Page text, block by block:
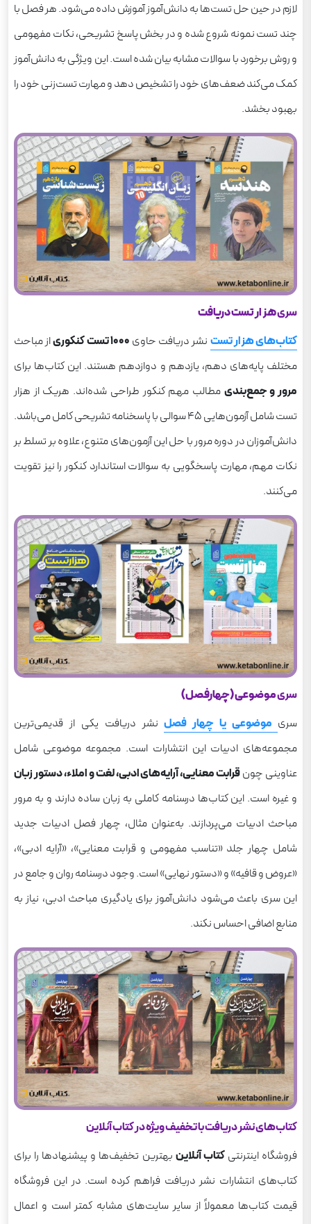
لازم در حین حل تست‌ها به دانش‌آموز آموزش داده می‌شود. هر فصل با
چند تست نمونه شروع شده و در بخش پاسخ تشریحی، نکات مفهومی
و روش برخورد با سوالات مشابه بیان شده است. این ویژگی به دانش‌آموز
کمک می‌کند ضعف‌های خود را تشخیص دهد و مهارت تست‌زنی خود را
بهبود بخشد.
سریهزار تست دریافت
کتاب‌های هزار تست نشر دریافت حاوی ۱۰۰۰ تست کنکوری
از مباحث
مختلف پایه‌های دهم، یازدهم و دوازدهم هستند. این کتاب‌ها برای
مرور و جمع‌بندی مطالب مهم کنکور طراحی شده‌اند. هریک از هزار
تست شامل آزمون‌هایی ۴۵ سوالی با پاسخنامه تشریحی کامل می‌باشد.
دانش‌آموزان در دوره مرور با حل این آزمون‌های متنوع، علاوه بر تسلط بر
نکات مهم، مهارت پاسخگویی به سوالات استاندارد کنکور را نیز تقویت
می‌کنند.
سریموضوعی (چهارفصل)
سری موضوعی یا چهار فصلنشر دریافت یکی از قدیمی‌ترین
مجموعه‌های ادبیات این انتشارات است. مجموعه موضوعی شامل
عناوینی چونقرابت معنایی، آرایه‌های ادبی، لغت و املاء، دستور زبان
و غیره است. این کتاب‌ها درسنامه کاملی به زبان ساده دارند و به مرور
مباحث ادبیات می‌پردازند. به‌عنوان مثال، چهار فصل ادبیات جدید
شامل چهار جلد «تناسب مفهومی و قرابت معنایی»، «آرایه ادبی»،
«عروض و قافیه» و «دستور نهایی» است. وجود درسنامه روان و جامع در
این سری باعث می‌شود دانش‌آموز برای یادگیری مباحث ادبی، نیاز به
منابع اضافی احساس نکند.
کتاب‌های نشر دریافت با تخفیف ویژه در کتاب آنلاین
فروشگاه اینترنتیکتاب آنلاین بهترین تخفیف‌ها و پیشنهادها را برای
کتاب‌های انتشارات نشر دریافت فراهم کرده است. در این فروشگاه
قیمت کتاب‌ها معمولاً از سایر سایت‌های مشابه کمتر است و اعمال